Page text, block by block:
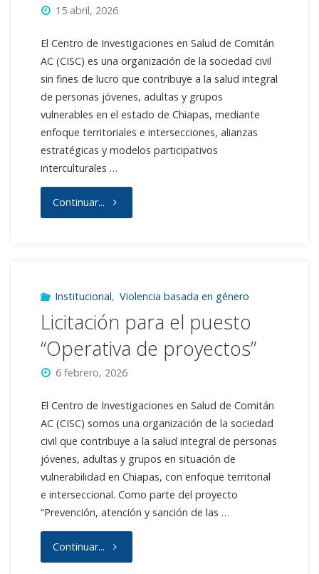
15 abril, 2026
El Centro de Investigaciones en Salud de Comitán
AC (CISC) es una organización de la sociedad civil
sin fines de lucro que contribuye a la salud integral
de personas jóvenes, adultas y grupos
vulnerables en el estado de Chiapas, mediante
enfoque territoriales e intersecciones, alianzas
estratégicas y modelos participativos
interculturales …
Continuar... "Licitación
de
talleres
de
niñas
y
adolescentes"
Institucional, Violencia basada en género
Licitación para el puesto
“Operativa de proyectos”
6 febrero, 2026
El Centro de Investigaciones en Salud de Comitán
AC (CISC) somos una organización de la sociedad
civil que contribuye a la salud integral de personas
jóvenes, adultas y grupos en situación de
vulnerabilidad en Chiapas, con enfoque territorial
e interseccional. Como parte del proyecto
“Prevención, atención y sanción de las …
Continuar... "Licitación